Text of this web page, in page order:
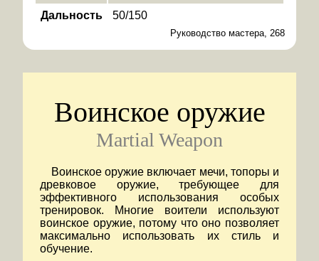
Дальность
50/150
Руководство мастера, 268
Воинское оружие
Martial Weapon
Воинское оружие включает мечи, топоры и
древковое оружие, требующее для
эффективного использования особых
тренировок. Многие воители используют
воинское оружие, потому что оно позволяет
максимально использовать их стиль и
обучение.